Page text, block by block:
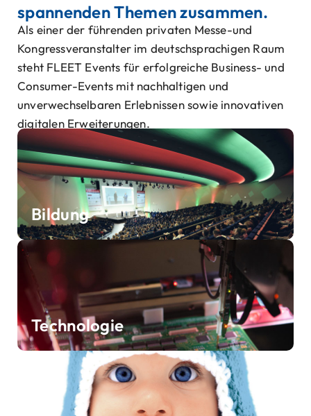
spannenden Themen zusammen.
Als einer der führenden privaten Messe-und
Kongressveranstalter im deutschsprachigen Raum
steht FLEET Events für erfolgreiche Business- und
Consumer-Events mit nachhaltigen und
unverwechselbaren Erlebnissen sowie innovativen
digitalen Erweiterungen.
Bildung
Technologie